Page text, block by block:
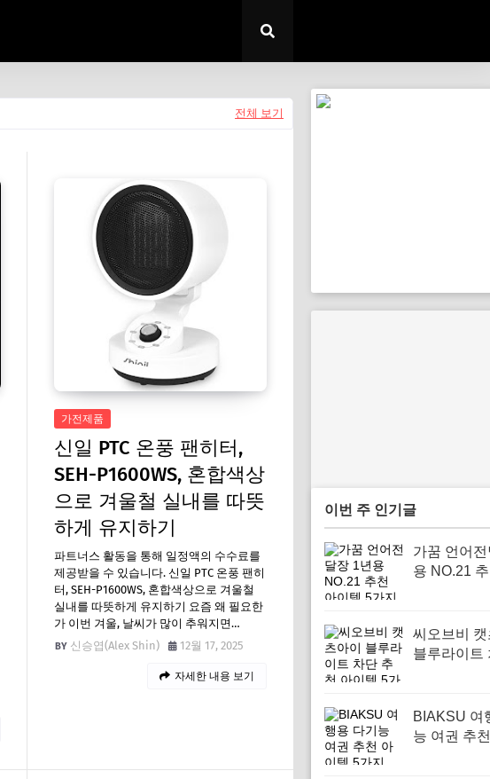
전체 보기
가전제품
신일 PTC 온풍 팬히터,
SEH-P1600WS, 혼합색상
으로 겨울철 실내를 따뜻
하게 유지하기
파트너스 활동을 통해 일정액의 수수료를
제공받을 수 있습니다. 신일 PTC 온풍 팬히
터, SEH-P1600WS, 혼합색상으로 겨울철
실내를 따뜻하게 유지하기 요즘 왜 필요한
가 이번 겨울, 날씨가 많이 추워지면…
신승엽(Alex Shin)
12월 17, 2025
자세한 내용 보기
이번 주 인기글
가꿈 언어
용 NO.21
씨오브비
블루라이트
BIAKSU 여
능 여권 추